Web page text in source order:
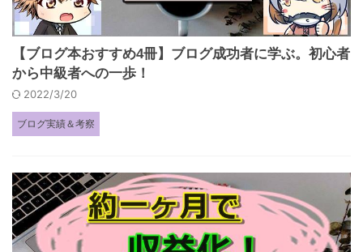
【ブログ本おすすめ4冊】ブログ成功者に学ぶ。初心者
から中級者への一歩！
2022/3/20
ブログ実績＆考察